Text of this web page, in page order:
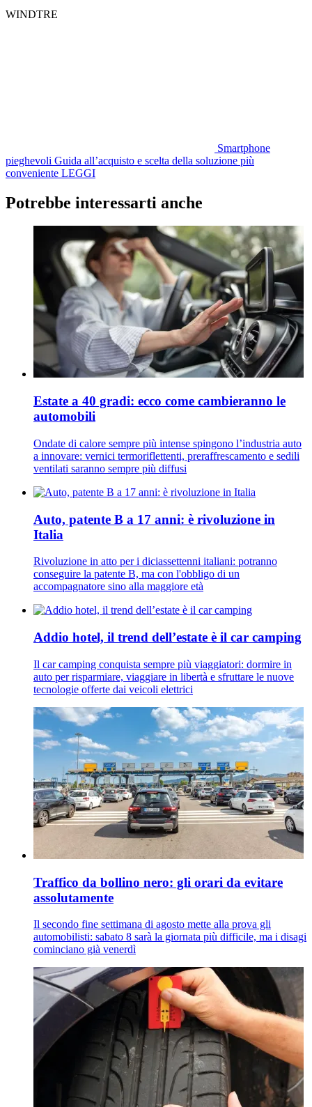
WINDTRE
Smartphone
pieghevoli Guida all’acquisto e scelta della soluzione più
conveniente LEGGI
Potrebbe interessarti anche
Estate a 40 gradi: ecco come cambieranno le
automobili
Ondate di calore sempre più intense spingono l’industria auto
a innovare: vernici termoriflettenti, preraffrescamento e sedili
ventilati saranno sempre più diffusi
Auto, patente B a 17 anni: è rivoluzione in
Italia
Rivoluzione in atto per i diciassettenni italiani: potranno
conseguire la patente B, ma con l'obbligo di un
accompagnatore sino alla maggiore età
Addio hotel, il trend dell’estate è il car camping
Il car camping conquista sempre più viaggiatori: dormire in
auto per risparmiare, viaggiare in libertà e sfruttare le nuove
tecnologie offerte dai veicoli elettrici
Traffico da bollino nero: gli orari da evitare
assolutamente
Il secondo fine settimana di agosto mette alla prova gli
automobilisti: sabato 8 sarà la giornata più difficile, ma i disagi
cominciano già venerdì